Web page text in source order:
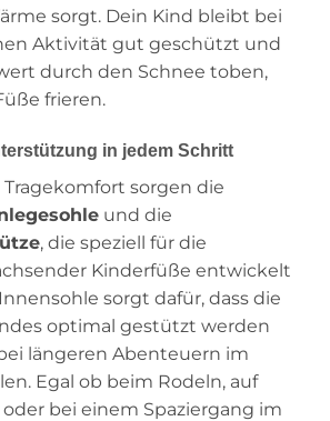
sorgt. Dein Kind bleibt bei
Aktivität gut geschützt und
durch den Schnee toben,
frieren.
in jedem Schritt
sorgen die
und die
, die speziell für die
Kinderfüße entwickelt
sorgt dafür, dass die
optimal gestützt werden
längeren Abenteuern im
Egal ob beim Rodeln, auf
bei einem Spaziergang im